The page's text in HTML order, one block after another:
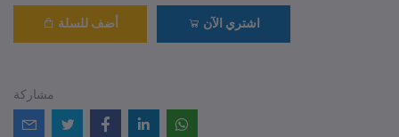
أضف للسلة اشتري الآن
مشاركة